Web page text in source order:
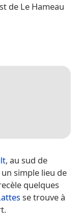
de Le Hameau
, au sud de
simple lieu de
quelques
se trouve à